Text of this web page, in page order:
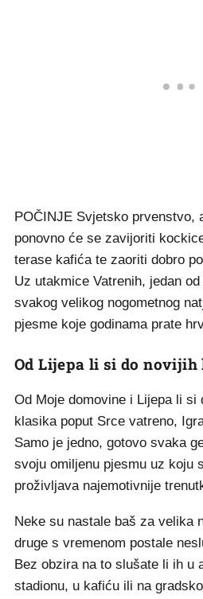
POČINJE Svjetsko prvenstvo,
ponovno će se zavijoriti
terase kafića te zaoriti dobro
Uz utakmice Vatrenih, jedan
svakog velikog nogometnog
pjesme koje godinama prate
Od Lijepa li si do novijih
Od Moje domovine i Lijepa li si
klasika poput Srce vatreno,
Samo je jedno, gotovo svaka
svoju omiljenu pjesmu uz koju
proživljava najemotivnije
Neke su nastale baš za velika
druge s vremenom postale
Bez obzira na to slušate li ih u
stadionu, u kafiću ili na